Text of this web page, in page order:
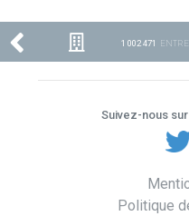
1 002 471
Suivez-nous
Politique